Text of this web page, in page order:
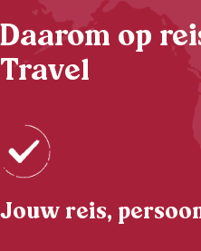
Daarom op
Travel
Jouw reis,